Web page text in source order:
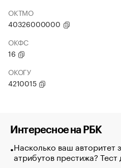
ОКТМО
40326000000
ОКФС
16
ОКОГУ
4210015
Интересное на РБК
Насколько ваш авторитет
атрибутов престижа? Тест